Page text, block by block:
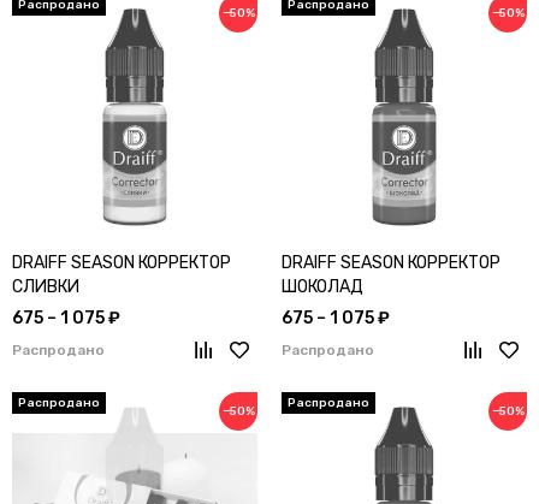
−50%
DRAIFF SEASON КОРРЕКТОР
СЛИВКИ
675 – 1 075 ₽
Распродано
−50%
DRAIFF SEASON КОРРЕКТОР
ШОКОЛАД
675 – 1 075 ₽
Распродано
−50% −50%